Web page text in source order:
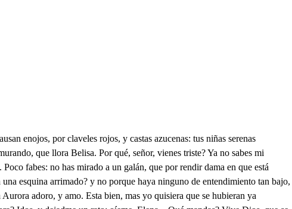
me mandas que quiera a Rosarda! . Paso, paso; pues de esa suerte lo dices? Ya sé que ha de ser burlando. Pienso que te he daido el pie, y te has de tomar la mano. Presto, presto. . Es otra burla? Que llegan ya. . Quién? El diablo: qué linda flecha por Dios! Alarga, señora, el paso, que viene Aurelio, y Rosarda. Salgamos por aquí al pario. Anda Aurora. . No, Lucindo, ve tu delante. . Es en vano, que eres mi Aurora, y mi luz. No está lindo este canario de entra tú, más entra tú? Vames. . Vamos. Ya nos han visto. . Así quiere, porque se cumpla el adagio, que pagan siempre los mozos lo que pecaron los amos. Aquí mi hermano me ha escrito, que están las paces sentadas con Oporto, si casadas a ti y a Aurora remito. Lisardo ha pedido a Aurora, y Calvio te pide a ti. Yo no puedo dar él sí, padre, lo que es por ahora. Rosarda, esto se ha de hacer, no hay si no dejar el miedo. Padre, y señor; yo no puedo. Pues, Rosarda, hacer poder, Casarme con un Romano, a mi disgusto, y pesar, es solo querer tomar yo la muerte por mi mano. No ves, qué es un Presidente? qué es un Legado no ves? En no siendo Portugués, no hay hombre que me contente; que si Claudio es poderoso, nunca, padre, la mujer pone el gusto en el poder, si es a disgusto el esposo. A mi prima la está bien, si la casan con Lisardo. Su gusto también aguardo. No podrá mostrar desdén: aquí quedó entretenida con la música. . Y aquí qué hace este hombra? . Ya a mí se endereza una embestida: libreos Dios las mis costillas de una mala tentación. Hola, quién sois? . Soy Chitón, y no el de las taravillas; aunque té muy bien hablar lo que un hombre ha menester, y un poquillo más, por ser mi oficio lacayicar. Vendo a mi amo buscando con alguna prisa, y pena, encóntreme con Elena, y estábala aquí contando la destruición que ha despecho por ella mi espada apoya, estando Oporto hecho Troya, y yo un Menelao hecho. Si en Oporto te has hallado, cuentanos lo sucedido. Si no en estilo pulido digo a lo Montalvanado: El campo bien concertado de Bracarentes (aborto de Marte, y Palas) salimos, y el último asalto dimos a la gran Ciudad de Oporto; tu hermano sibio, y prudente nuestro ejército regía, y antes de la batería animó a toda su gente: a mí, como a tan valiente, la delantera me dieron, y al instante que me vieron los que estaban en el muro, solo de verme, te juro, que muchos de ellos murieron. Iba mi señor cenmigo, o yo iba con mi señor, él a mirar mi valor, yo a ser del suyo testigo; y como vio el enemigo entre tanto combatiente nuestro corazón valiente, vueltos los ojos adiós, dijo: viniendo estos dos, para qué viene más gente? En fin, se empezo el asalto, y alguno en solo mirar mi espada desenvainar, se murió de sobresalto; los que estaban en lo alto aguardando que empezase la lucha, y yo pelease, con el espanto tremendo se iban de miedo muriendo, para que no los matase. Mi señor Lucindo, que fue el primero que subió al muro, tantos mató, que no hallaba en que hacer pie: de un monte de cuerpos fue la sangre que corrió tanta, que aunque el referirlo espanta, y no parece verdad, vi, que a los de la Ciudad les daba ya a la garganta. Cada cual hacía en tanto tanta muerte en un momento, que para tomar aliento, descansaya un tanto cuanto. Dueto le vio como Janto, en tanta sa